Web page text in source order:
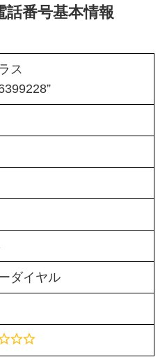
話番号基本情報
ス
ダイヤル